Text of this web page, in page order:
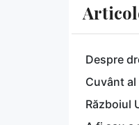
Despre
Cuvânt
Războiul